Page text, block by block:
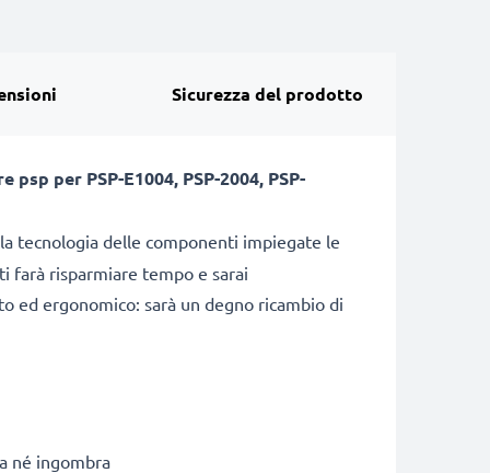
Sicurezza del prodotto
psp per PSP-E1004, PSP-2004, PSP-
tecnologia delle componenti impiegate le
farà risparmiare tempo e sarai
ed ergonomico: sarà un degno ricambio di
né ingombra